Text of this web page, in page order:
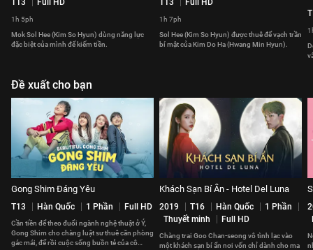
1h 5ph
Mok Sol Hee (Kim So Hyun) dùng năng lực
đặc biệt của mình để kiếm tiền.
1h 7ph
Sol Hee (Kim So Hyun) được thuê để vạch trần
bí mật của Kim Do Ha (Hwang Min Hyun).
Đề xuất cho bạn
Gong Shim Đáng Yêu
T13 Hàn Quốc 1 Phần Full HD
Cần tiền để theo đuổi ngành nghệ thuật ở Ý,
Gong Shim cho chàng luật sư thuê căn phòng
gác mái, để rồi cuộc sống buồn tẻ của cô
Khách Sạn Bí Ẩn - Hotel Del Luna
2019 T16 Hàn Quốc
1 Phần
Thuyết minh
Full HD
Chàng trai Goo Chan-seong vô tình lạc vào
một khách sạn bí ẩn nơi vốn chỉ dành cho ma